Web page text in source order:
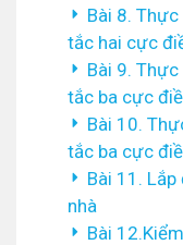
Bài 8.
tắc hai cực
Bài 9.
tắc ba cực
Bài 10.
tắc ba cực
Bài 11.
nhà
Bài